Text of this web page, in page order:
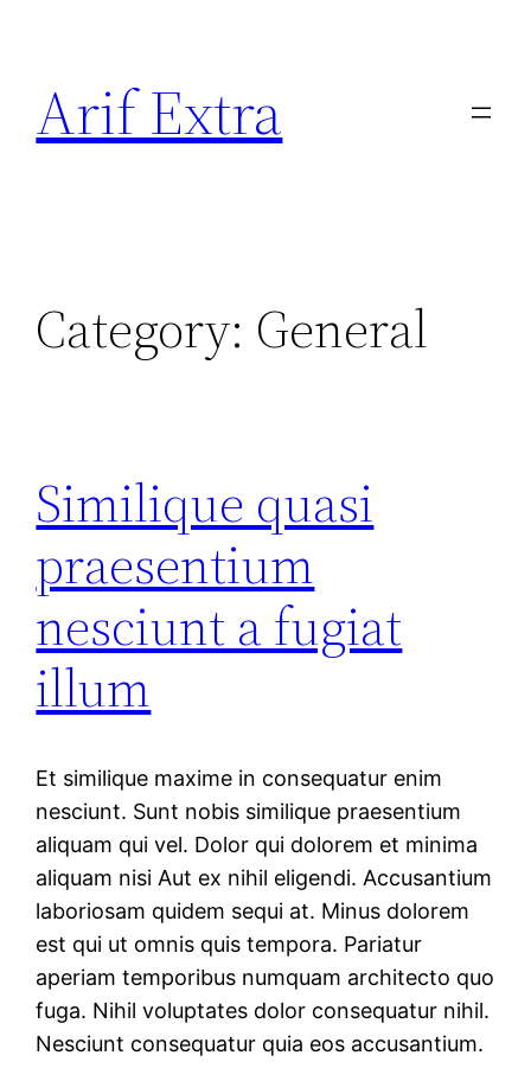
content
Arif Extra
Category: General
Similique quasi
praesentium
nesciunt a fugiat
illum
Et similique maxime in consequatur enim
nesciunt. Sunt nobis similique praesentium
aliquam qui vel. Dolor qui dolorem et minima
aliquam nisi Aut ex nihil eligendi. Accusantium
laboriosam quidem sequi at. Minus dolorem
est qui ut omnis quis tempora. Pariatur
aperiam temporibus numquam architecto quo
fuga. Nihil voluptates dolor consequatur nihil.
Nesciunt consequatur quia eos accusantium.